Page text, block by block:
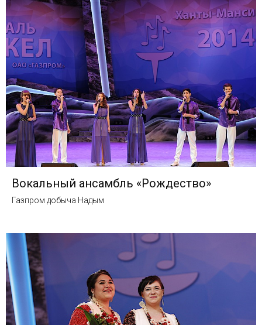
Вокальный ансамбль «Рождество»
Газпром добыча Надым